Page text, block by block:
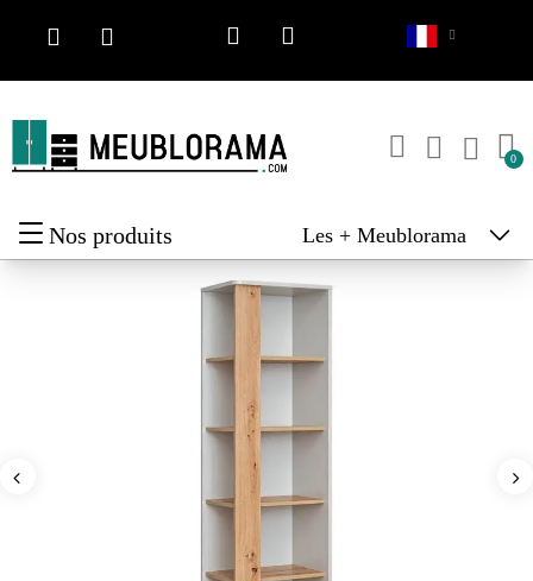
Nos produits Les + Meublorama